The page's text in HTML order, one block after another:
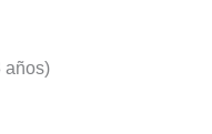
años)